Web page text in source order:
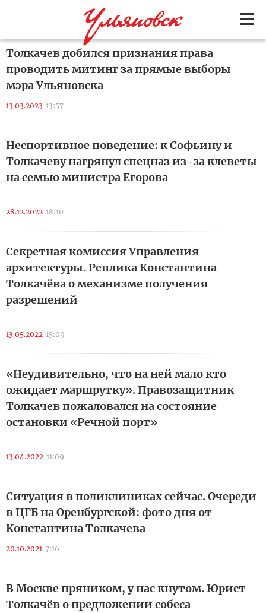
Толкачев добился признания права
проводить митинг за прямые выборы
мэра Ульяновска
13.03.2023 13:57
Неспортивное поведение: к Софьину и
Толкачеву нагрянул спецназ из-за клеветы
на семью министра Егорова
28.12.2022 18:10
Секретная комиссия Управления
архитектуры. Реплика Константина
Толкачёва о механизме получения
разрешений
13.05.2022 15:09
«Неудивительно, что на ней мало кто
ожидает маршрутку». Правозащитник
Толкачев пожаловался на состояние
остановки «Речной порт»
13.04.2022 11:09
Ситуация в поликлиниках сейчас. Очереди
в ЦГБ на Оренбургской: фото дня от
Константина Толкачева
20.10.2021 7:16
В Москве пряником, у нас кнутом. Юрист
Толкачёв о предложении собеса